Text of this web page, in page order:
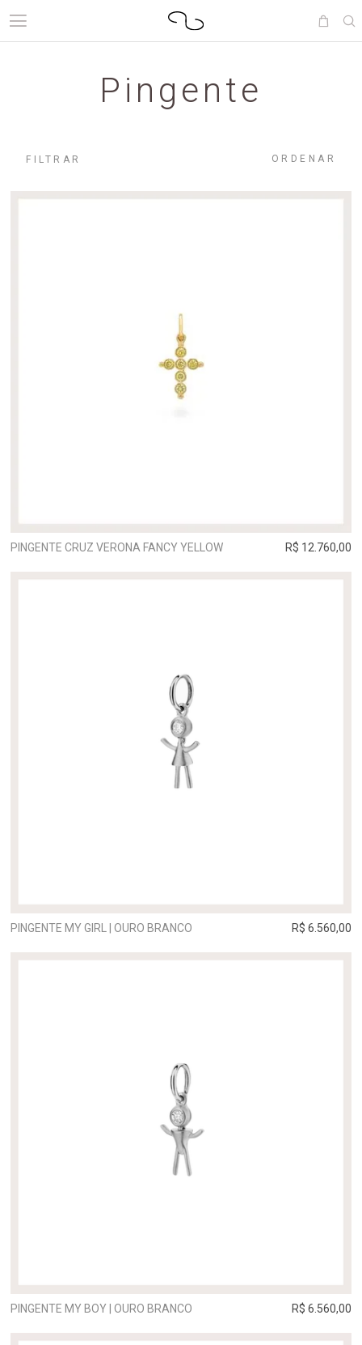
Pingente
FILTRAR ORDENAR
PINGENTE CRUZ VERONA FANCY YELLOW R$ 12.760,00
PINGENTE MY GIRL | OURO BRANCO R$ 6.560,00
PINGENTE MY BOY | OURO BRANCO R$ 6.560,00